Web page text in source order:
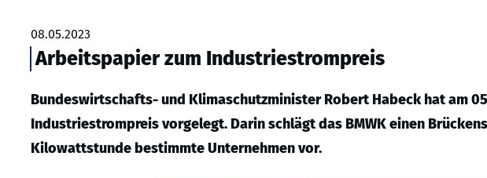
08.05.2023
Arbeitspapier zum Industriestrompreis
Bundeswirtschafts- und Klimaschutzminister Robert Habeck hat am
Industriestrompreis vorgelegt. Darin schlägt das BMWK einen
Kilowattstunde bestimmte Unternehmen vor.